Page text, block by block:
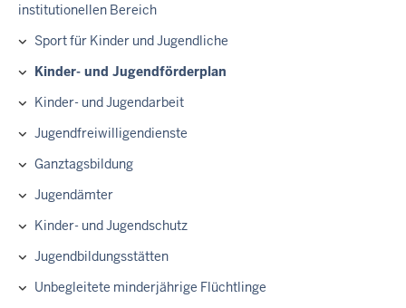
institutionellen Bereich
Sport für Kinder und Jugendliche
Kinder- und Jugendförderplan
Kinder- und Jugendarbeit
Jugendfreiwilligendienste
Ganztagsbildung
Jugendämter
Kinder- und Jugendschutz
Jugendbildungsstätten
Unbegleitete minderjährige Flüchtlinge